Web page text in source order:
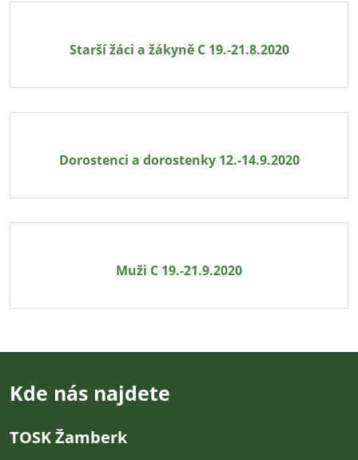
Starší žáci a žákyně C 19.-21.8.2020
Dorostenci a dorostenky 12.-14.9.2020
Muži C 19.-21.9.2020
Kde nás najdete
TOSK Žamberk